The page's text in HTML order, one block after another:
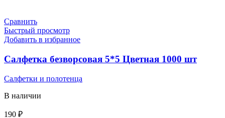
Сравнить
Быстрый просмотр
Добавить в избранное
Салфетка безворсовая 5*5 Цветная 1000 шт
Салфетки и полотенца
В наличии
190 ₽